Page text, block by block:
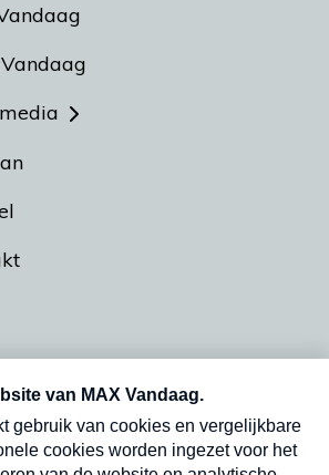
vrijdag- en dinsdagochtend in